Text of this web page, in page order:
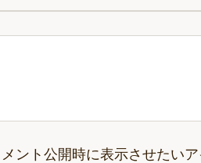
ント公開時に表示させたい